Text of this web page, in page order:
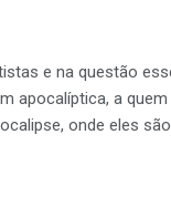
e na questão
apocalíptica, a
onde eles são